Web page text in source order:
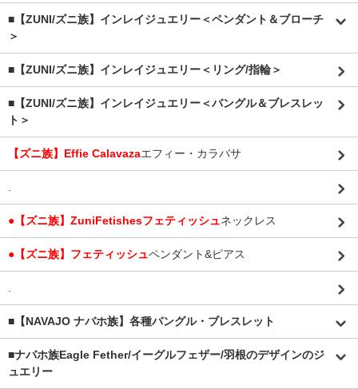
■【ZUNI/ズニ族】インレイジュエリー＜ペンダント＆ブローチ
＞
■【ZUNI/ズニ族】インレイジュエリー＜リング/指輪＞
■【ZUNI/ズニ族】インレイジュエリー＜バングル＆ブレスレッ
ト＞
【ズニ族】Effie Calavazaエフィー・カラバサ
.
●【ズニ族】ZuniFetishesフェティッシュネックレス
●【ズニ族】フェティッシュペンダント&ピアス
.
■【NAVAJO ナバホ族】各種バングル・ブレスレット
■ナバホ族Eagle Fether/イーグルフェザー/羽根のデザインのジ
ュエリー